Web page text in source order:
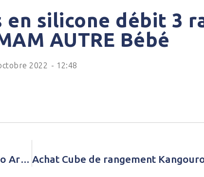
silicone débit 3
AUTRE Bébé
2022 - 12:48
Achat Pendentif I am Garçon (argent 925°) Mikado Argenté Unisexe